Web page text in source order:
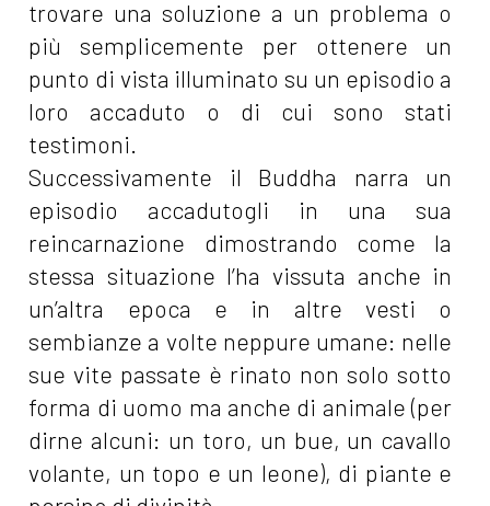
trovare una soluzione a un problema o
più semplicemente per ottenere un
punto di vista illuminato su un episodio a
loro accaduto o di cui sono stati
testimoni.
Successivamente il Buddha narra un
episodio accadutogli in una sua
reincarnazione dimostrando come la
stessa situazione l’ha vissuta anche in
un’altra epoca e in altre vesti o
sembianze a volte neppure umane: nelle
sue vite passate è rinato non solo sotto
forma di uomo ma anche di animale (per
dirne alcuni: un toro, un bue, un cavallo
volante, un topo e un leone), di piante e